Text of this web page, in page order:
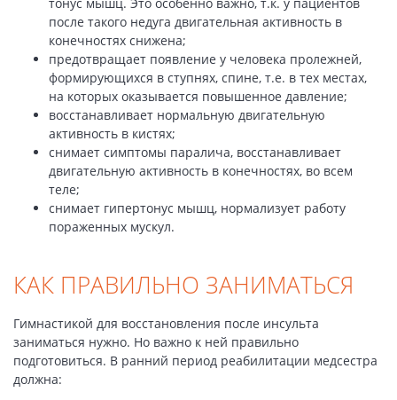
после такого недуга двигательная активность в
конечностях снижена;
предотвращает появление у человека пролежней,
формирующихся в ступнях, спине, т.е. в тех местах,
на которых оказывается повышенное давление;
восстанавливает нормальную двигательную
активность в кистях;
снимает симптомы паралича, восстанавливает
двигательную активность в конечностях, во всем
теле;
снимает гипертонус мышц, нормализует работу
пораженных мускул.
КАК ПРАВИЛЬНО ЗАНИМАТЬСЯ
Гимнастикой для восстановления после инсульта
заниматься нужно. Но важно к ней правильно
подготовиться. В ранний период реабилитации медсестра
должна: